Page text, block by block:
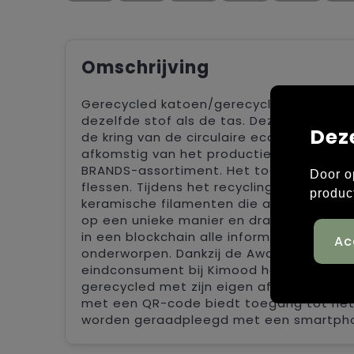
Omschrijving
Gerecycled katoen/gerecycled
dezelfde stof als de tas. Deze tas is
de kring van de circulaire economie in
afkomstig van het productieafval van de
BRANDS-assortiment. Het
flessen. Tijdens het recyclingproces
keramische filamenten die als een
op een unieke manier en dragen
in een blockchain alle informatie
onderworpen. Dankzij de Aware™-
eindconsument bij Kimood het hele
gerecycled met zijn eigen afval, zonder
met een QR-code biedt toegang tot
worden geraadpleegd met een
Door